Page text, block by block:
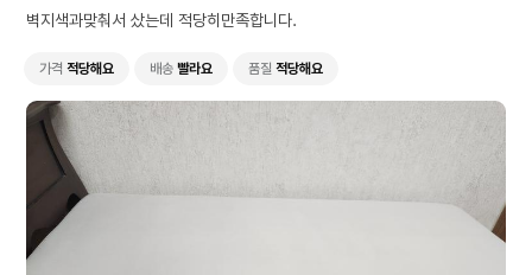
벽지색과맞춰서 샀는데 적당히만족합니다.
가격 적당해요 배송 빨라요 품질 적당해요